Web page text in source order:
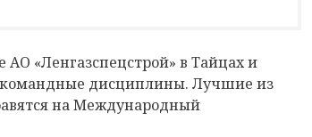
АО «Ленгазспецстрой» в Тайцах и
дисциплины. Лучшие из
на Международный